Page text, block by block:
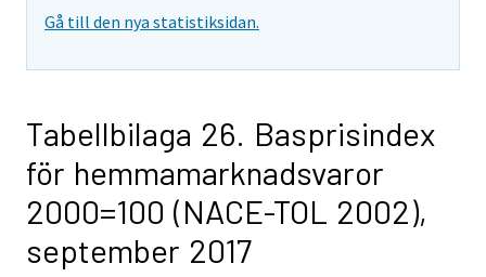
Gå till den nya statistiksidan.
Tabellbilaga 26. Basprisindex
för hemmamarknadsvaror
2000=100 (NACE-TOL 2002),
september 2017